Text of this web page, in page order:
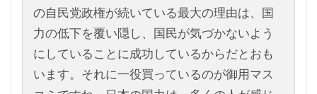
の自民党政権が続いている最大の理由は、国
力の低下を覆い隠し、国民が気づかないよう
にしていることに成功しているからだとおも
います。それに一役買っているのが御用マス